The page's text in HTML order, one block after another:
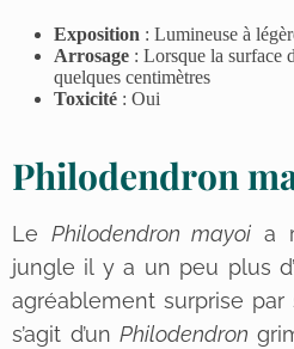
Exposition : Lumineuse à
Arrosage : Lorsque la surface
quelques centimètres
Toxicité : Oui
Philodendron
Le Philodendron mayoi a
jungle il y a un peu plus
agréablement surprise par
s’agit d’unPhilodendron